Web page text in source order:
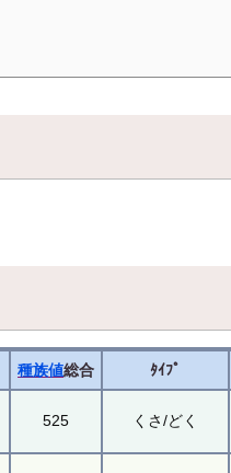
種族値総合 ﾀｲﾌﾟ
525 くさ/どく